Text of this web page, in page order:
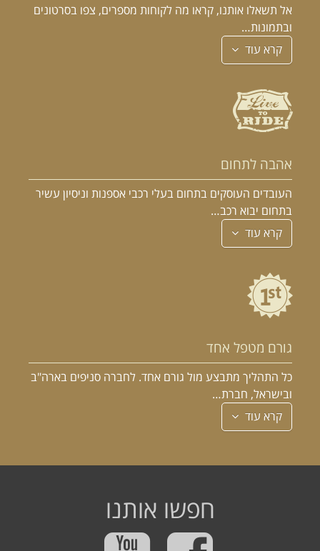
אל תשאלו אותנו, קראו מה לקוחות מספרים, צפו בסרטונים
ובתמונות…
קרא עוד
אהבה לתחום
העובדים העוסקים בתחום בעלי רכבי אספנות וניסיון עשיר
בתחום יבוא רכב…
קרא עוד
גורם מטפל אחד
כל התהליך מתבצע מול גורם אחד. לחברה סניפים בארה"ב
ובישראל, חברת…
קרא עוד
חפשו אותנו